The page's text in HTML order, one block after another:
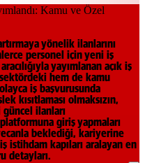
yönelik ilanlarını
personel için yeni iş
yayımlanan açık iş
hem de kamu
iş başvurusunda
kısıtlaması olmaksızın,
ilanları
giriş yapmaları
beklediği, kariyerine
istihdam kapıları aralayan en
detayları.